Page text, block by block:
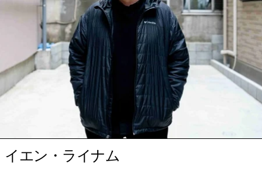
イエン・ライナム